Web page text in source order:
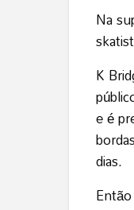
Na
K
e é
dias.